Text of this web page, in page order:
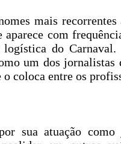
mais
aparece com
do
um dos
coloca entre os
sua atuação